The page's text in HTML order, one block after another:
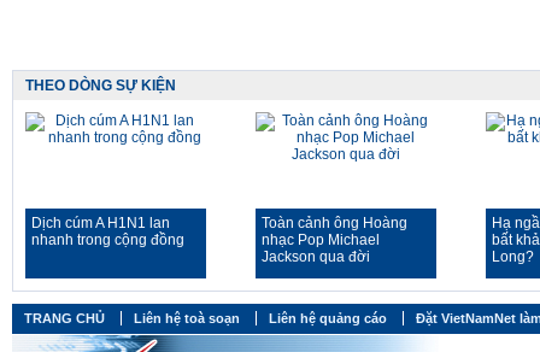
THEO DÒNG SỰ KIỆN
Dịch cúm A H1N1 lan
nhanh trong cộng đồng
Toàn cảnh ông Hoàng
nhạc Pop Michael
Jackson qua đời
Hạ
bất
Long?
TRANG CHỦ Liên hệ toà soạn Liên hệ quảng cáo Đặt VietNamNet